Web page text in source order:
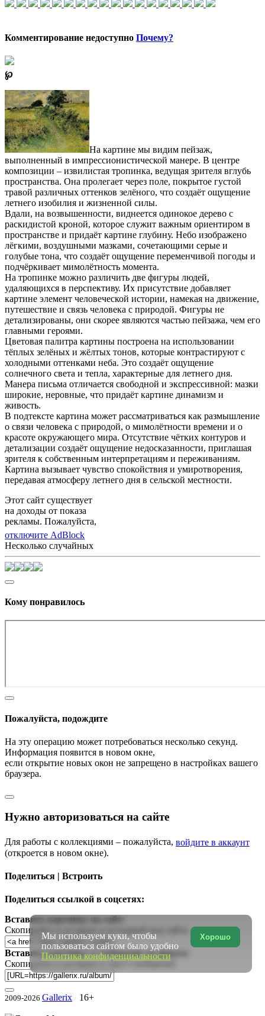
Комментирование недоступно Почему?
℘
На картине мы видим пейзаж,
выполненный в импрессионистической манере. В центре
композиции – извилистая тропинка, ведущая зрителя вглубь
пространства. Она пролегает через поле, покрытое густой
травой различных оттенков зелёного, что создаёт ощущение
летнего изобилия и жизненной силы.
Вдали, на возвышенности, виднеется одинокое дерево с
раскидистой кроной, которое служит важным ориентиром в
пространстве и придаёт картине глубину. Небо изображено
лёгкими, воздушными мазками, сочетающими серые и
голубые тона, что создаёт ощущение переменчивой погоды и
подчёркивает мимолётность момента.
На тропинке можно различить две фигуры людей,
удаляющихся в перспективу. Их присутствие добавляет
картине элемент человеческой истории, намекая на движение,
путешествие и связь человека с природой. Фигуры не
детализированы, они скорее являются частью пейзажа, чем его
главными героями.
Цветовая палитра картины построена на использовании
тёплых зелёных и жёлтых тонов, которые контрастируют с
холодными оттенками неба. Это создаёт ощущение
солнечного света и тепла, характерные для летнего дня.
Манера письма отличается свободной и экспрессивной: мазки
широкие, неровные, что придаёт картине динамизм и
живость.
В подтексте картина может рассматриваться как размышление
о связи человека с природой, о мимолётности времени и о
красоте окружающего мира. Отсутствие чётких контуров и
детализации создаёт ощущение недосказанности, приглашая
зрителя к собственным интерпретациям и переживаниям.
Картина вызывает чувство спокойствия и умиротворения,
передавая атмосферу летнего дня в сельской местности.
Этот сайт существует
на доходы от показа
рекламы. Пожалуйста,
отключите AdBlock
Несколько случайных
Кому понравилось
Пожалуйста, подождите
На эту операцию может потребоваться несколько секунд.
Информация появится в новом окне,
если открытие новых окон не запрещено в настройках вашего
браузера.
Нужно авторизоваться на сайте
Для работы с коллекциями – пожалуйста, войдите в аккаунт
(откроется в новом окне).
Поделиться | Встроить
Поделиться ссылкой в соцсетях:
Вставить картинку на сайт:
Скопируйте и вставьте в исходный код сайта
Вставить картинку в сообщение на форум:
Скопируйте и вставьте в текст сообщения
2009-2026 Gallerix 16+
Хорошо
Мы используем куки, чтобы
пользоваться сайтом было удобно
Политика конфиденциальности